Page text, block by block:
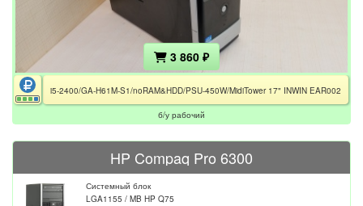
3 860 ₽
i5-2400/GA-H61M-S1/noRAM&HDD/PSU-450W/MidiTower 17" INWIN EAR002
б/у рабочий
HP Compaq Pro 6300
Системный блок
LGA1155 / MB HP Q75